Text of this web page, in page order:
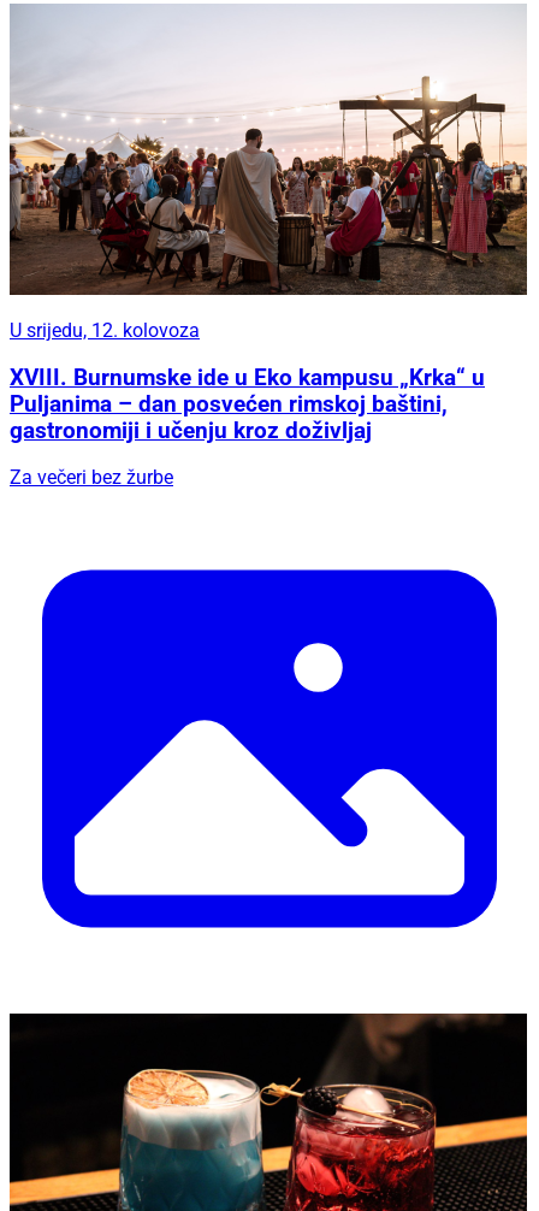
U srijedu, 12. kolovoza
XVIII. Burnumske ide u Eko kampusu „Krka“ u
Puljanima – dan posvećen rimskoj baštini,
gastronomiji i učenju kroz doživljaj
Za večeri bez žurbe